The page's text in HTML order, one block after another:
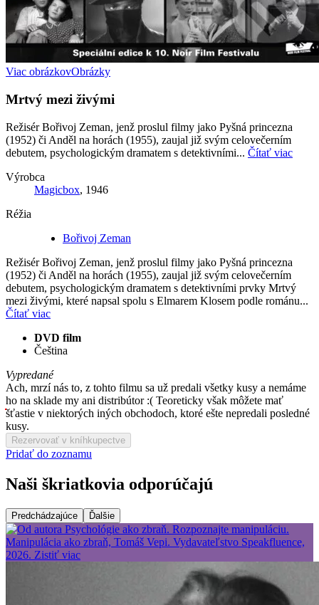
Viac obrázkovObrázky
Mrtvý mezi živými
Režisér Bořivoj Zeman, jenž proslul filmy jako Pyšná princezna
(1952) či Anděl na horách (1955), zaujal již svým celovečerním
debutem, psychologickým dramatem s detektivními... Čítať viac
Výrobca
Magicbox, 1946
Réžia
Bořivoj Zeman
Režisér Bořivoj Zeman, jenž proslul filmy jako Pyšná princezna
(1952) či Anděl na horách (1955), zaujal již svým celovečerním
debutem, psychologickým dramatem s detektivními prvky Mrtvý
mezi živými, které napsal spolu s Elmarem Klosem podle románu...
Čítať viac
DVD film
Čeština
Vypredané
Ach, mrzí nás to, z tohto filmu sa už predali všetky kusy a nemáme
ho na sklade my ani distribútor :( Teoreticky však môžete mať
šťastie v niektorých iných obchodoch, ktoré ešte nepredali posledné
kusy.
Rezervovať v kníhkupectve
Pridať do zoznamu
Naši škriatkovia odporúčajú
Predchádzajúce Ďalšie